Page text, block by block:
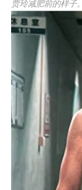
贾玲减肥前的样子